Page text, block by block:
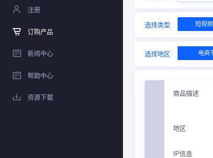
注册
订购产品
新闻中心
帮助中心
资源下载
选择类型 短视
选择地区 电商
商品描述
地区
IP信息